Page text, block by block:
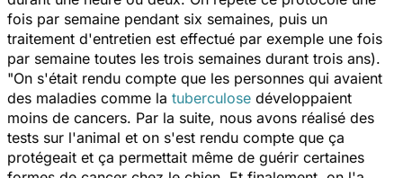
fois par semaine pendant six semaines, puis un
traitement d'entretien est effectué par exemple une fois
par semaine toutes les trois semaines durant trois ans).
"On s'était rendu compte que les personnes qui avaient
des maladies comme la tuberculose développaient
moins de cancers. Par la suite, nous avons réalisé des
tests sur l'animal et on s'est rendu compte que ça
protégeait et ça permettait même de guérir certaines